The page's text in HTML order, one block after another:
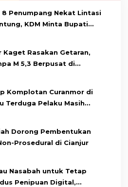
Penumpang Nekat Lintasi
KDM Minta Bupati
Kaget Rasakan Getaran,
M 5,3 Berpusat di
Komplotan Curanmor di
Terduga Pelaku Masih
Dorong Pembentukan
Prosedural di Cianjur
Nasabah untuk Tetap
Penipuan Digital,